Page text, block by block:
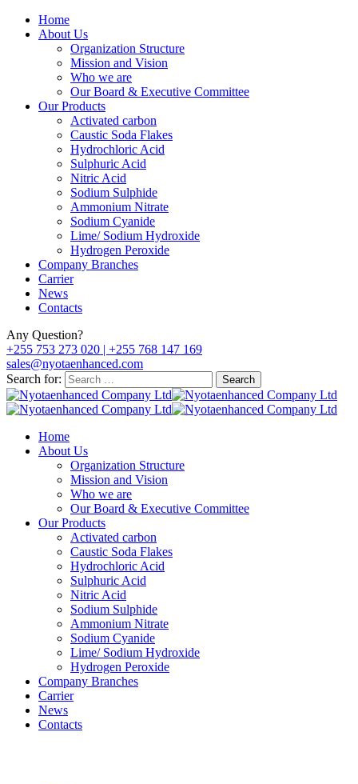
Home
About Us
Organization Structure
Mission and Vision
Who we are
Our Board & Executive Committee
Our Products
Activated carbon
Caustic Soda Flakes
Hydrochloric Acid
Sulphuric Acid
Nitric Acid
Sodium Sulphide
Ammonium Nitrate
Sodium Cyanide
Lime/ Sodium Hydroxide
Hydrogen Peroxide
Company Branches
Carrier
News
Contacts
Any Question?
+255 753 273 020 | +255 768 147 169
sales@nyotaenhanced.com
Search for:
Home
About Us
Organization Structure
Mission and Vision
Who we are
Our Board & Executive Committee
Our Products
Activated carbon
Caustic Soda Flakes
Hydrochloric Acid
Sulphuric Acid
Nitric Acid
Sodium Sulphide
Ammonium Nitrate
Sodium Cyanide
Lime/ Sodium Hydroxide
Hydrogen Peroxide
Company Branches
Carrier
News
Contacts